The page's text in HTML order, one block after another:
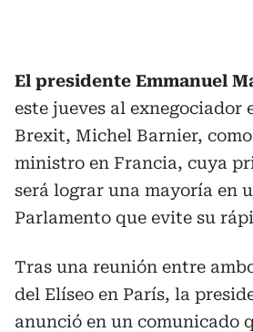
El presidente Emmanuel
este jueves al exnegociador
Brexit, Michel Barnier,
ministro en Francia, cuya
será lograr una mayoría en
Parlamento que evite su
Tras una reunión entre
del Elíseo en París, la
anunció en un comunicado